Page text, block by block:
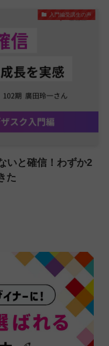
入門編受講生の声
いと確信！わずか2
た